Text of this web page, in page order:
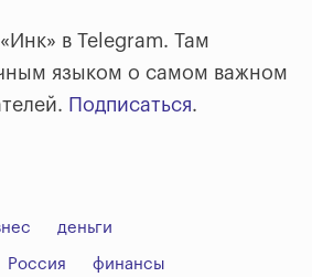
в Telegram. Там
языком о самом важном
Подписаться.
деньги
Россия финансы